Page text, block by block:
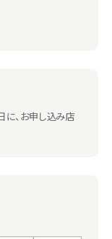
に、お申し込み店